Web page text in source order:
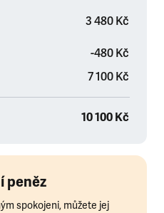
3 480 Kč
-480 Kč
7 100 Kč
10 100 Kč
peněz
spokojeni, můžete jej